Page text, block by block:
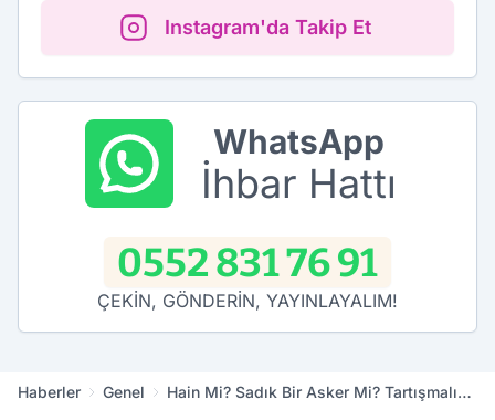
Instagram'da Takip Et
WhatsApp
İhbar Hattı
0552 831 76 91
ÇEKİN, GÖNDERİN, YAYINLAYALIM!
Haberler Genel
Hain Mi? Sadık Bir Asker Mi? Tartışmalı